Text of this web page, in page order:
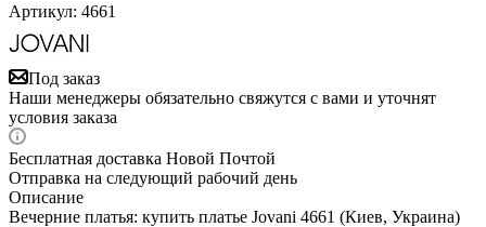
Артикул: 4661
Под заказ
Наши менеджеры обязательно свяжутся с вами и уточнят
условия заказа
Бесплатная доставка Новой Почтой
Отправка на следующий рабочий день
Описание
Вечерние платья: купить платье Jovani 4661 (Киев, Украина)